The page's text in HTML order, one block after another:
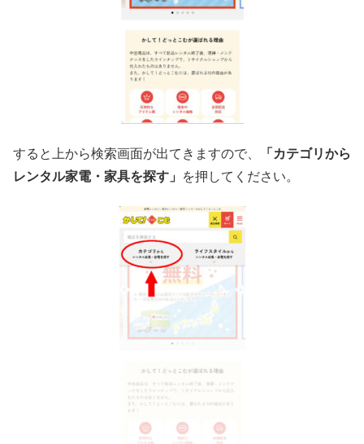
すると上から検索画面が出てきますので、
「カテゴリから
レンタル家電・家具を探す」
を押してください。